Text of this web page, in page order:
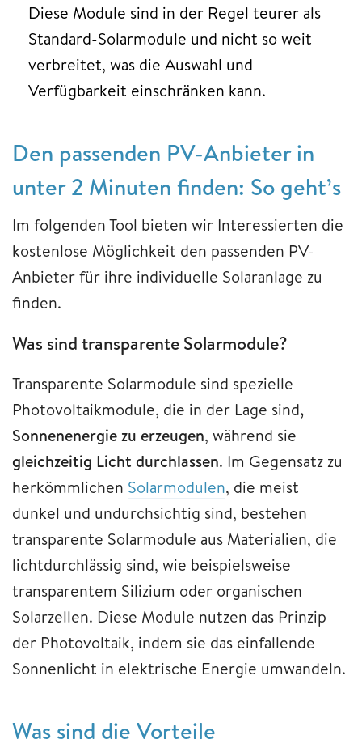
Diese Module sind in der Regel teurer als
Standard-Solarmodule und nicht so weit
verbreitet, was die Auswahl und
Verfügbarkeit einschränken kann.
Den passenden PV-Anbieter in
unter 2 Minuten finden: So geht’s
Im folgenden Tool bieten wir Interessierten die
kostenlose Möglichkeit den passenden PV-
Anbieter für ihre individuelle Solaranlage zu
finden.
Was sind transparente Solarmodule?
Transparente Solarmodule sind spezielle
Photovoltaikmodule, die in der Lage sind,
Sonnenenergie zu erzeugen, während sie
gleichzeitig Licht durchlassen. Im Gegensatz zu
herkömmlichen Solarmodulen, die meist
dunkel und undurchsichtig sind, bestehen
transparente Solarmodule aus Materialien, die
lichtdurchlässig sind, wie beispielsweise
transparentem Silizium oder organischen
Solarzellen. Diese Module nutzen das Prinzip
der Photovoltaik, indem sie das einfallende
Sonnenlicht in elektrische Energie umwandeln.
Was sind die Vorteile